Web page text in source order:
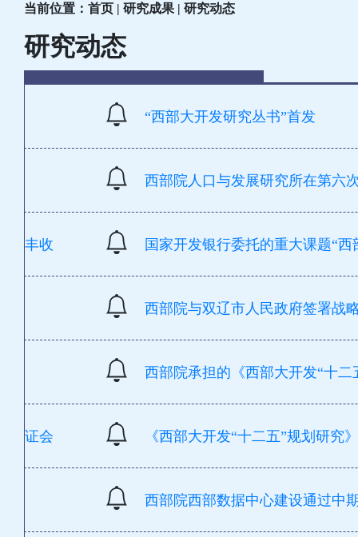
当前位置：首页 | 研究成果 | 研究动态
研究动态
“西部大开发研
西部院人口与发展研究所在第六
丰收 国家开发银行委托的重大课题“西
西部院与双辽市人民政府签署战
西部院承担的《西部大开发“十
证会 《西部大开发“十二五”规划研究
西部院西部数据中心建设通过中